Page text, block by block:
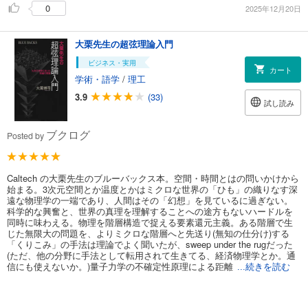
0 2025年12月20日
大栗先生の超弦理論入門
ビジネス・実用
学術・語学 / 理工
3.9
(33)
カート
試し読み
Posted by ブクログ
Caltech の大栗先生のブルーバックス本。空間・時間とはの問いかけから
始まる。3次元空間とか温度とかはミクロな世界の「ひも」の織りなす深
遠な物理学の一端であり、人間はその「幻想」を見ているに過ぎない。
科学的な興奮と、世界の真理を理解することへの途方もないハードルを
同時に味わえる。物理を階層構造で捉える要素還元主義。ある階層で生
じた無限大の問題を、よりミクロな階層へと先送り(無知の仕分け)する
「くりこみ」の手法は理論でよく聞いたが、sweep under the rugだった
(ただ、他の分野に手法として転用されて生きてる、経済物理学とか。通
信にも使えないか。)量子力学の不確定性原理による距離
...続きを読む